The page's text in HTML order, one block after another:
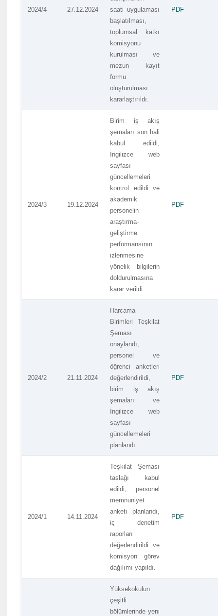
2024/4 27.12.2024
saati uygulaması
başlatılması,
toplumsal katkı
komisyonu
kurulması ve
mezun kayıt
formu
oluşturulması
kararlaştırıldı.
PDF
2024/3 19.12.2024
Birim iş akış
şemaları son hali
kabul edildi,
İngilizce web
sayfası
güncellemeleri
kontrol edildi ve
akademik
personelin
araştırma-
geliştirme
performansının
izlenmesine
yönelik bilgilerin
doldurulmasına
karar verildi.
PDF
2024/2 21.11.2024
Harcama
Birimleri Teşkilat
Şeması
onaylandı,
personel ve
öğrenci anketleri
değerlendirildi,
birim iş akış
şemaları ve
İngilizce web
sayfası
güncellemeleri
planlandı.
PDF
2024/1 14.11.2024
Teşkilat Şeması
taslağı kabul
edildi, personel
memnuniyet
anketi planlandı,
iç denetim
raporları
değerlendirildi ve
komisyon görev
dağılımı yapıldı.
PDF
Yüksekokulun
çeşitli
bölümlerinde yeni